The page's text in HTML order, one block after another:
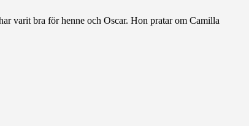
varit bra för henne och Oscar. Hon pratar om Camilla